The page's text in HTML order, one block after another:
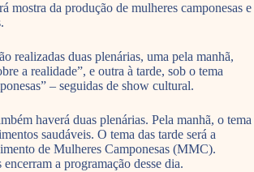
mostra da produção de mulheres camponesas e
realizadas duas plenárias, uma pela manhã,
a realidade”, e outra à tarde, sob o tema
– seguidas de show cultural.
haverá duas plenárias. Pela manhã, o tema
saudáveis. O tema das tarde será a
de Mulheres Camponesas (MMC).
a programação desse dia.